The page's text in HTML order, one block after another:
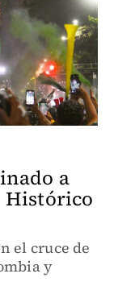
a
Histórico
el cruce de
y